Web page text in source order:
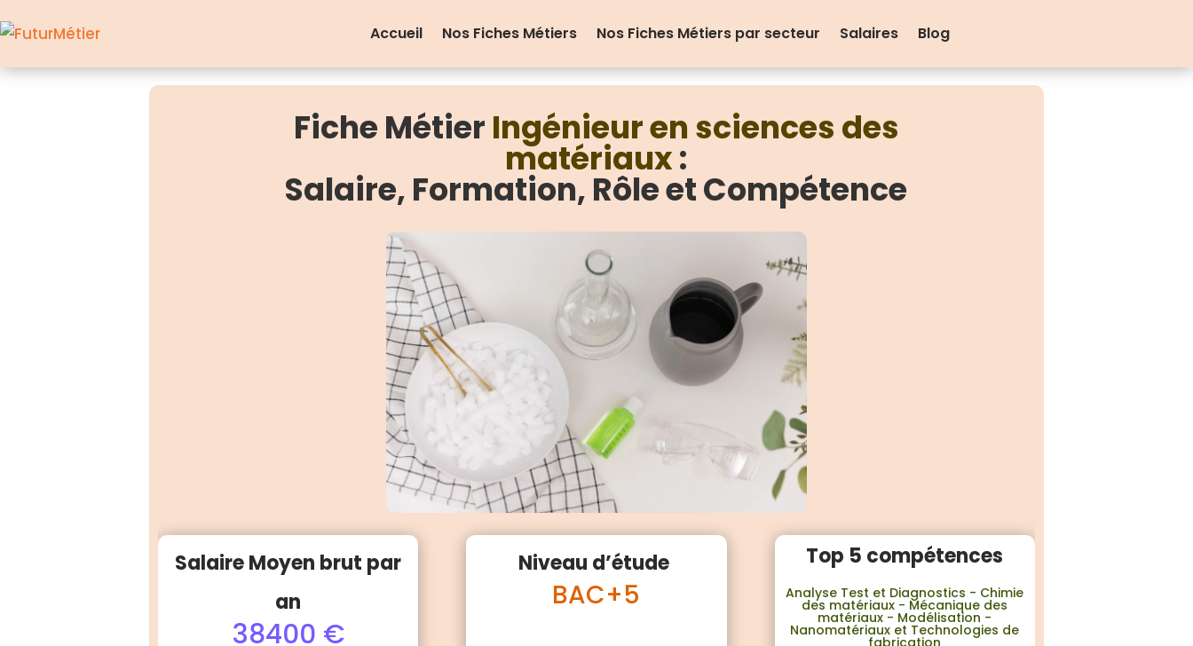
Accueil Nos Fiches Métiers Nos Fiches Métiers par secteur Salaires Blog
Fiche Métier Ingénieur en sciences des
matériaux:
Salaire, Formation, Rôle et Compétence
Salaire Moyen brut par
an
38400 €
Niveau d’étude
BAC+5
Top 5 compétences
Analyse Test et Diagnostics - Chimie
des matériaux - Mécanique des
matériaux - Modélisation -
Nanomatériaux et Technologies de